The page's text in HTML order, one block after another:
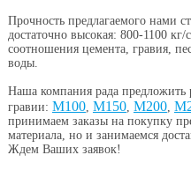
Прочность предлагаемого нами
достаточно высокая: 800-1100 кг/
соотношения цемента, гравия,
воды.
Наша компания рада предложить
гравии: М100, М150, М200,
принимаем заказы на покупку
материала, но и занимаемся
Ждем Ваших заявок!